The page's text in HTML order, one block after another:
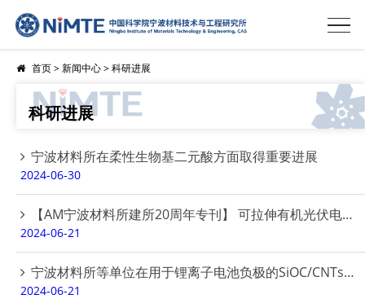
首页>新闻中心>科研进展
科研进展
宁波材料所在柔性生物基二元酸方面取得重要进展
2024-06-30
【AM宁波材料所建所20周年专刊】 可拉伸有机光伏电池研究进展：柔性透明电极和高效光伏材料设计
2024-06-21
宁波材料所等单位在用于锂离子电池负极的SiOC/CNTs复合材料研究方面取得进展
2024-06-21